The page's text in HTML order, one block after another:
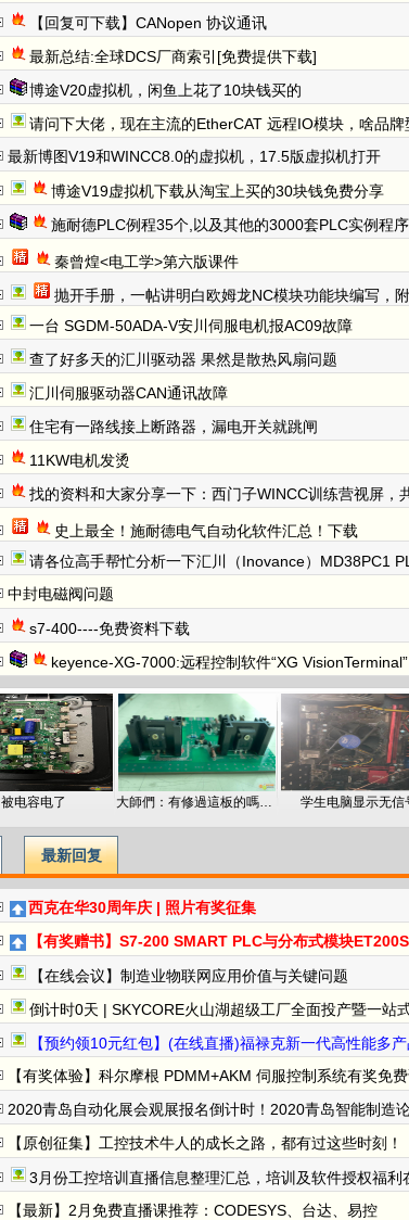
【回复可下载】CANopen 协议通讯
最新总结:全球DCS厂商索引[免费提供下载]
博途V20虚拟机，闲鱼上花了10块钱买的
请问下大佬，现在主流的EtherCAT 远程IO模块，啥品牌型号的好用，B格
最新博图V19和WINCC8.0的虚拟机，17.5版虚拟机打开
博途V19虚拟机下载从淘宝上买的30块钱免费分享
施耐德PLC例程35个,以及其他的3000套PLC实例程序
秦曾煌<电工学>第六版课件
抛开手册，一帖讲明白欧姆龙NC模块功能块编写，附欧姆龙IR变址寄存器精髓 <有功
一台 SGDM-50ADA-V安川伺服电机报AC09故障
查了好多天的汇川驱动器 果然是散热风扇问题
汇川伺服驱动器CAN通讯故障
住宅有一路线接上断路器，漏电开关就跳闸
11KW电机发烫
找的资料和大家分享一下：西门子WINCC训练营视屏，共46个视屏，对想学习wincc很有
史上最全！施耐德电气自动化软件汇总！下载
请各位高手帮忙分析一下汇川（Inovance）MD38PC1 PLC 通讯板程序状态的问题，谢
中封电磁阀问题
s7-400----免费资料下载
keyence-XG-7000:远程控制软件“XG VisionTerminal”
被电容电了 大師們：有修過這板的嗎？誰有電路圖 学生电脑显示无信
最新回复
西克在华30周年庆 | 照片有奖征集
【有奖赠书】S7-200 SMART PLC与分布式模块ET200SP之间的PROFINET
【在线会议】制造业物联网应用价值与关键问题
倒计时0天 | SKYCORE火山湖超级工厂全面投产暨一站式电控柜智能选配“e+”平台上线庆典精
【预约领10元红包】(在线直播)福禄克新一代高性能多产品校准器方案解读及实
【有奖体验】科尔摩根 PDMM+AKM 伺服控制系统有奖免费试用开始
2020青岛自动化展会观展报名倒计时！2020青岛智能制造论坛即
【原创征集】工控技术牛人的成长之路，都有过这些时刻！
3月份工控培训直播信息整理汇总，培训及软件授权福利在这
【最新】2月免费直播课推荐：CODESYS、台达、易控